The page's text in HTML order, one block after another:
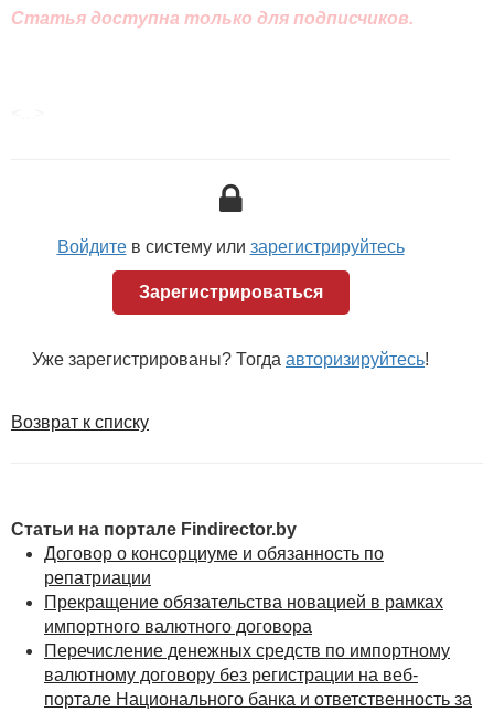
Статья доступна только для подписчиков.
Войдитев систему или зарегистрируйтесь
Зарегистрироваться
Уже зарегистрированы? Тогда авторизируйтесь!
Возврат к списку
Статьи на портале Findirector.by
Договор о консорциуме и обязанность по
репатриации
Прекращение обязательства новацией в рамках
импортного валютного договора
Перечисление денежных средств по импортному
валютному договору без регистрации на веб-
портале Национального банка и ответственность за